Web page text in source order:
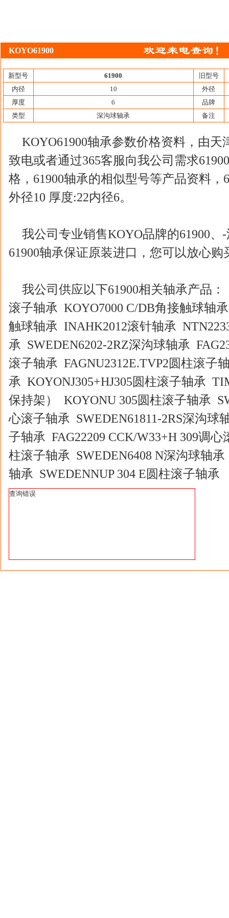
KOYO61900
新型号 61900
旧型号
内径
10
外径
厚度
6
品牌
类型
深沟球轴承 备注
KOYO61900轴承参数价格资料，由
致电或者通过365客服向我公司需求
格，61900轴承的相似型号等产品资料，
外径10 厚度:22内径6。
我公司专业销售KOYO品牌的61900
61900轴承保证原装进口，您可以放心购
我公司供应以下61900相关轴承产品：
滚子轴承 KOYO7000 C/DB角接触球轴
触球轴承 INAHK2012滚针轴承
承 SWEDEN6202-2RZ深沟球轴承
滚子轴承 FAGNU2312E.TVP2圆柱滚子
承 KOYONJ305+HJ305圆柱滚子轴承
保持架） KOYONU 305圆柱滚子轴承
心滚子轴承 SWEDEN61811-2RS深沟球
子轴承 FAG22209 CCK/W33+H 309调
柱滚子轴承 SWEDEN6408 N深沟球轴
轴承 SWEDENNUP 304 E圆柱滚子轴承
查询错误